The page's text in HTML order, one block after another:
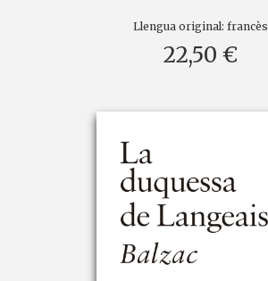
Llengua original: francès
22,50 €